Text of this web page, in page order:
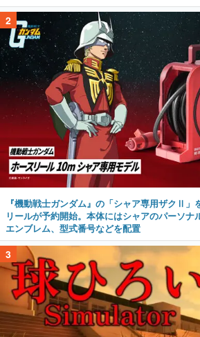
2
『機動戦士ガンダム』の「シャア専用ザクⅡ」
リールが予約開始。本体にはシャアのパーソナ
エンブレム、型式番号などを配置
3